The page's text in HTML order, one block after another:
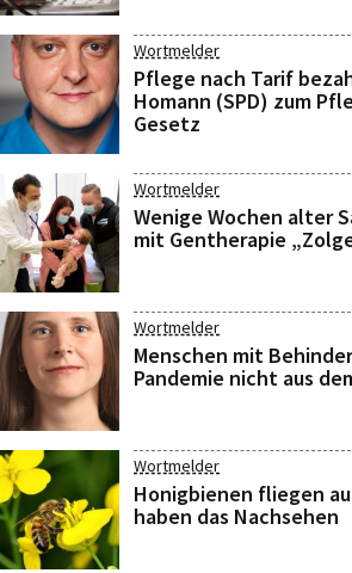
Wortmelder
Pflege nach Tarif
Homann (SPD) zum
Gesetz
Wortmelder
Wenige Wochen alter
mit Gentherapie
Wortmelder
Menschen mit
Pandemie nicht aus
Wortmelder
Honigbienen fliegen
haben das Nachsehen